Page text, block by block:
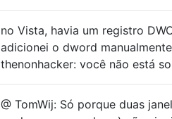
no Vista, havia um registro
adicionei o dword
thenonhacker: você não está
@ TomWij: Só porque duas